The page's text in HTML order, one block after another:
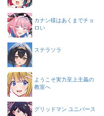
カナン様はあくまでチョ
ロい
ステラソラ
ようこそ実力至上主義の
教室へ
グリッドマン ユニバース